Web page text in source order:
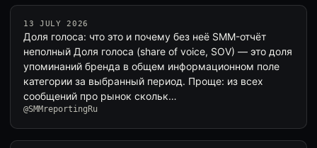
13 JULY 2026
Доля голоса: что это и почему без неё SMM-отчёт
неполный Доля голоса (share of voice, SOV) — это доля
упоминаний бренда в общем информационном поле
категории за выбранный период. Проще: из всех
сообщений про рынок скольк…
@SMMreportingRu